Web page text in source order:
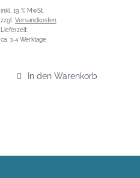
inkl. 19 % MwSt.
zzgl. Versandkosten
Lieferzeit:
ca. 3-4 Werktage
In den Warenkorb